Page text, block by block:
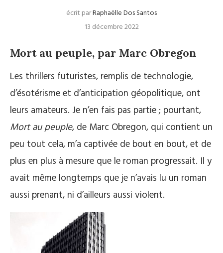
écrit parRaphaëlle Dos Santos
13 décembre 2022
Mort au peuple, par Marc Obregon
Les thrillers futuristes, remplis de technologie,
d’ésotérisme et d’anticipation géopolitique, ont
leurs amateurs. Je n’en fais pas partie ; pourtant,
Mort au peuple, de Marc Obregon, qui contient un
peu tout cela, m’a captivée de bout en bout, et de
plus en plus à mesure que le roman progressait. Il y
avait même longtemps que je n’avais lu un roman
aussi prenant, ni d’ailleurs aussi violent.